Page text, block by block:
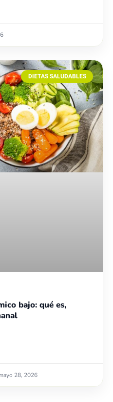
DIETAS SALUDABLES
bajo: qué es,
28, 2026